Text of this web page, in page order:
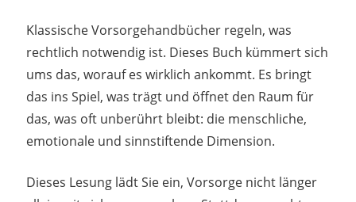
Klassische Vorsorgehandbücher regeln, was
rechtlich notwendig ist. Dieses Buch kümmert sich
ums das, worauf es wirklich ankommt. Es bringt
das ins Spiel, was trägt und öffnet den Raum für
das, was oft unberührt bleibt: die menschliche,
emotionale und sinnstiftende Dimension.
Dieses Lesung lädt Sie ein, Vorsorge nicht länger